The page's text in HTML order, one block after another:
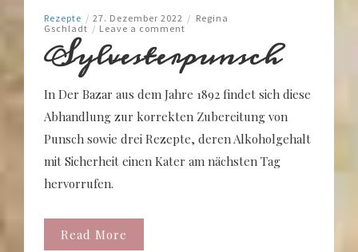
Rezepte / 27. Dezember 2022 / Regina
Gschladt / Leave a comment
Sylvesterpunsch
In Der Bazar aus dem Jahre 1892 findet sich diese
Abhandlung zur korrekten Zubereitung von
Punsch sowie drei Rezepte, deren Alkoholgehalt
mit Sicherheit einen Kater am nächsten Tag
hervorrufen.
Read More